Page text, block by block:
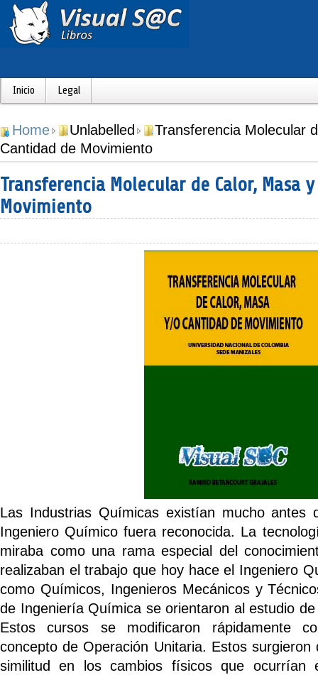
Inicio Legal
Home Unlabelled
Transferencia Molecular
Cantidad de Movimiento
Transferencia Molecular de Calor, Masa
Movimiento
Las Industrias Químicas existían mucho antes
Ingeniero Químico fuera reconocida. La
miraba como una rama especial del
realizaban el trabajo que hoy hace el Ingeniero
como Químicos, Ingenieros Mecánicos y
de Ingeniería Química se orientaron al estudio
Estos cursos se modificaron rápidamente
concepto de Operación Unitaria. Estos
similitud en los cambios físicos que ocurrían